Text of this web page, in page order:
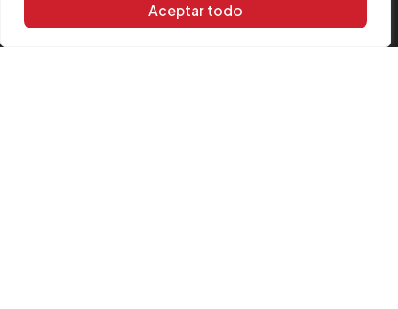
Aceptar todo
Formulario de quejas